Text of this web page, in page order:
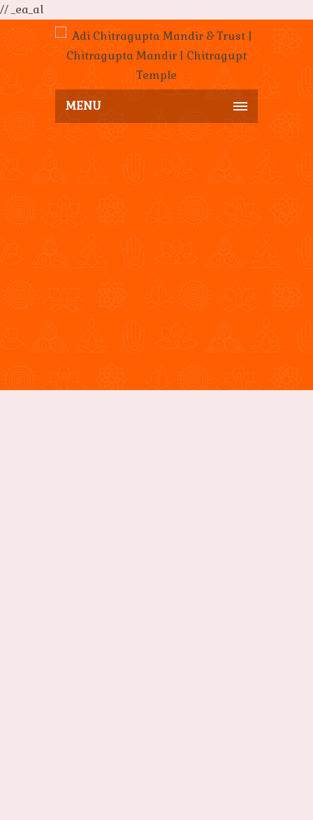
// _ea_al
MENU